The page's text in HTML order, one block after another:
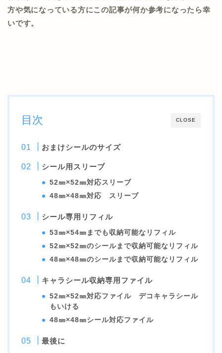
方や気になっている方にこの記事が何か参考になったら幸
いです。
CLOSE
目次
おまけシールのサイズ
シール用スリーブ
52㎜×52㎜対応スリーブ
48㎜×48㎜対応 スリーブ
シール専用リフィル
53㎜×54㎜までも収納可能なリフィル
52㎜×52㎜のシールまで収納可能なリフィル
48㎜×48㎜のシールまで収納可能なリフィル
キャラシール収納専用ファイル
52㎜×52㎜対応ファイル デコキャラシール
もいける
48㎜×48㎜シール対応ファイル
最後に